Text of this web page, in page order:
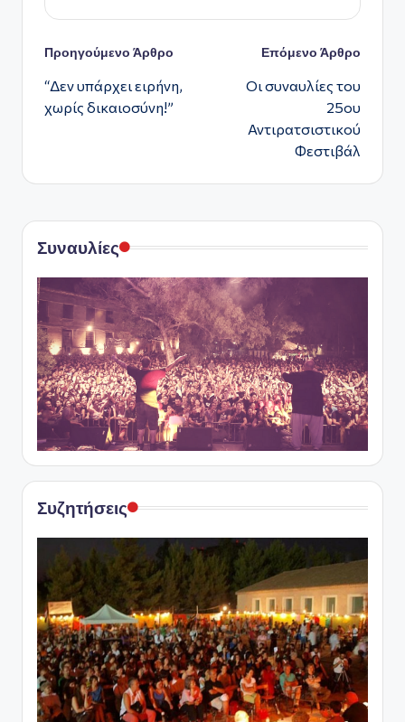
Πλοήγηση
δημοσιεύσεων
Προηγούμενο Άρθρο
“Δεν υπάρχει ειρήνη,
χωρίς δικαιοσύνη!”
Επόμενο Άρθρο
Οι συναυλίες του
25ου
Αντιρατσιστικού
Φεστιβάλ
Συναυλίες
Συζητήσεις